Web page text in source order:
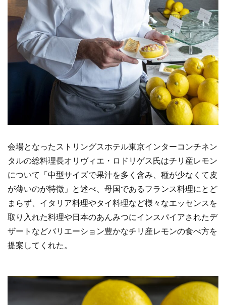
会場となったストリングスホテル東京インターコンチネン
タルの総料理長オリヴィエ・ロドリゲス氏はチリ産レモン
について「中型サイズで果汁を多く含み、種が少なくて皮
が薄いのが特徴」と述べ、母国であるフランス料理にとど
まらず、イタリア料理やタイ料理など様々なエッセンスを
取り入れた料理や日本のあんみつにインスパイアされたデ
ザートなどバリエーション豊かなチリ産レモンの食べ方を
提案してくれた。